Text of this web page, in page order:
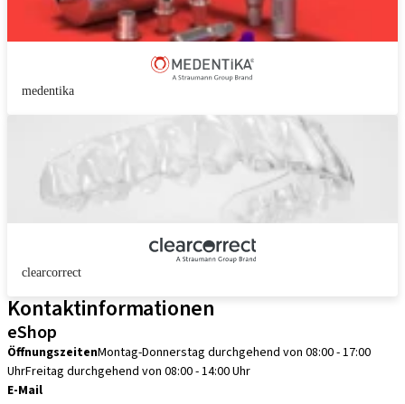
medentika
clearcorrect
Kontaktinformationen
eShop
ÖffnungszeitenMontag-Donnerstag durchgehend von 08:00 - 17:00
UhrFreitag durchgehend von 08:00 - 14:00 Uhr
E-Mail